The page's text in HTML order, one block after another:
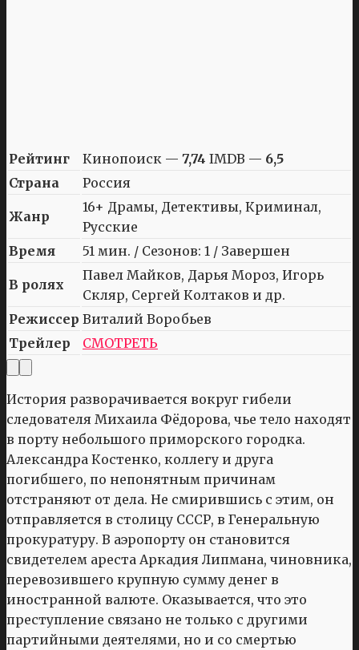
Рейтинг Кинопоиск — 7,74 IMDB — 6,5
Страна
Россия
Жанр
16+ Драмы, Детективы, Криминал,
Русские
Время
51 мин. / Сезонов: 1 / Завершен
В ролях
Павел Майков, Дарья Мороз, Игорь
Скляр, Сергей Колтаков и др.
Режиссер Виталий Воробьев
Трейлер
СМОТРЕТЬ
История разворачивается вокруг гибели
следователя Михаила Фёдорова, чье тело находят
в порту небольшого приморского городка.
Александра Костенко, коллегу и друга
погибшего, по непонятным причинам
отстраняют от дела. Не смирившись с этим, он
отправляется в столицу СССР, в Генеральную
прокуратуру. В аэропорту он становится
свидетелем ареста Аркадия Липмана, чиновника,
перевозившего крупную сумму денег в
иностранной валюте. Оказывается, что это
преступление связано не только с другими
партийными деятелями, но и со смертью